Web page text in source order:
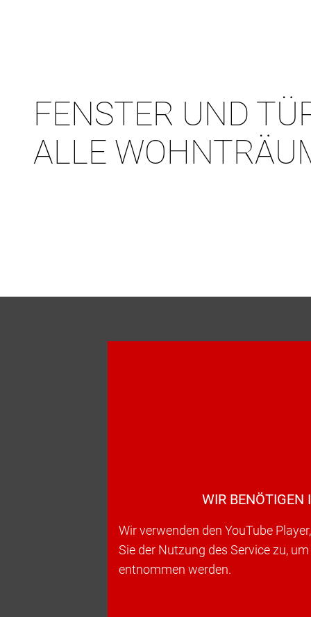
FENSTER UND
ALLE
WIR BENÖTIGEN
Wir verwenden den YouTube
Sie der Nutzung des Service zu,
entnommen werden.